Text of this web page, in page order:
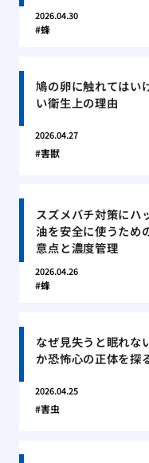
2026.04.30
蜂
鳩の卵に触れてはい
い衛生上の理由
2026.04.27
害獣
スズメバチ対策にハ
油を安全に使うため
意点と濃度管理
2026.04.26
蜂
なぜ見失うと眠れな
か恐怖心の正体を探
2026.04.25
害虫